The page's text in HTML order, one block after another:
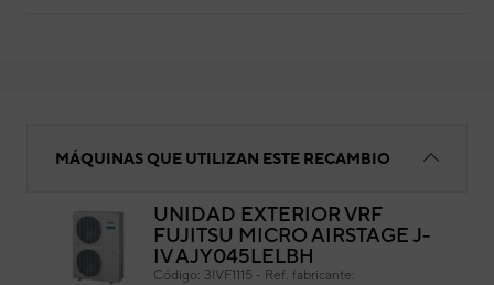
MÁQUINAS QUE UTILIZAN ESTE RECAMBIO
UNIDAD EXTERIOR VRF
FUJITSU MICRO AIRSTAGE J-
IV AJY045LELBH
Código: 3IVF1115 - Ref. fabricante: